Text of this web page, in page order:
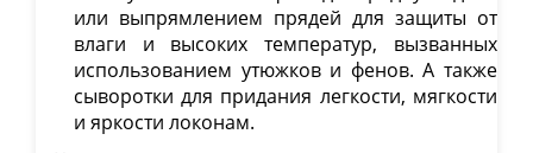
или выпрямлением прядей для защиты от
влаги и высоких температур, вызванных
использованием утюжков и фенов. А также
сыворотки для придания легкости, мягкости
и яркости локонам.
Бажаєте перейти?
Так, перейти Залишитись